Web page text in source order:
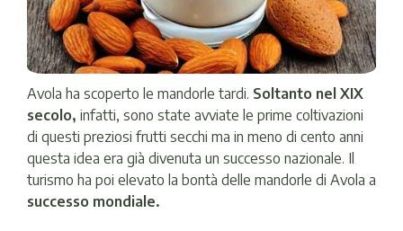
Avola ha scoperto le mandorle tardi. Soltanto nel XIX
secolo, infatti, sono state avviate le prime coltivazioni
di questi preziosi frutti secchi ma in meno di cento anni
questa idea era già divenuta un successo nazionale. Il
turismo ha poi elevato la bontà delle mandorle di Avola a
successo mondiale.